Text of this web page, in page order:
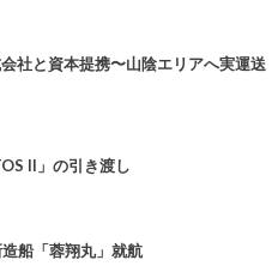
社と資本提携〜山陰エリアへ実運送
II」の引き渡し
船「蓉翔丸」就航